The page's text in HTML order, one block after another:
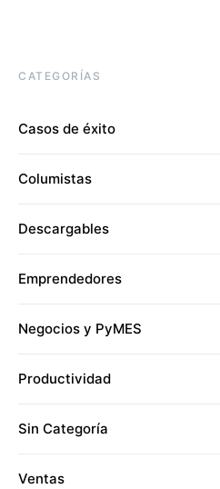
CATEGORÍAS
Casos de éxito
Columistas
Descargables
Emprendedores
Negocios y PyMES
Productividad
Sin Categoría
Ventas